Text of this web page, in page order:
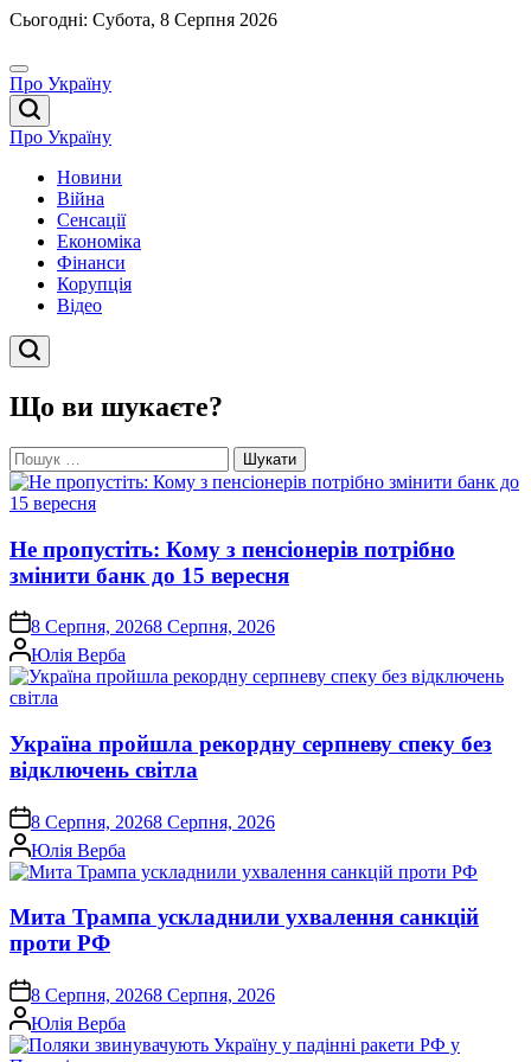
Перейти
вмісту
Сьогодні: Субота, 8 Серпня 2026
Про Україну
Про Україну
Новини
Війна
Сенсації
Економіка
Фінанси
Корупція
Відео
Що ви шукаєте?
Пошук:
Не пропустіть: Кому з пенсіонерів потрібно
змінити банк до 15 вересня
on8 Серпня, 20268 Серпня, 2026
Опубліковано
Юлія Верба
Україна пройшла рекордну серпневу спеку без
відключень світла
on8 Серпня, 20268 Серпня, 2026
Опубліковано
Юлія Верба
Мита Трампа ускладнили ухвалення санкцій
проти РФ
on8 Серпня, 20268 Серпня, 2026
Опубліковано
Юлія Верба